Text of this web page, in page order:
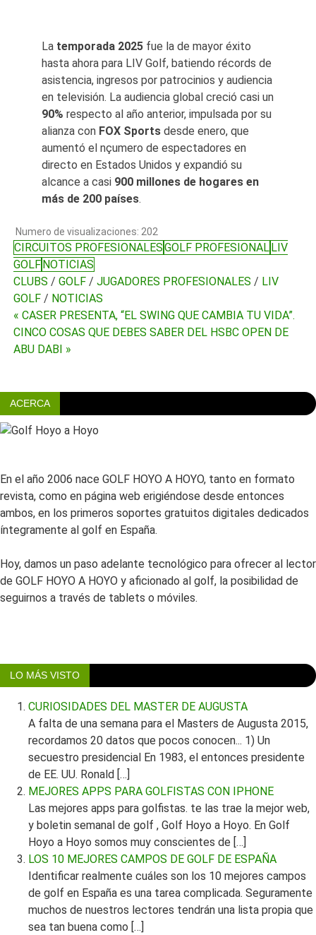
La temporada 2025 fue la de mayor éxito
hasta ahora para LIV Golf, batiendo récords de
asistencia, ingresos por patrocinios y audiencia
en televisión. La audiencia global creció casi un
90% respecto al año anterior, impulsada por su
alianza con FOX Sports desde enero, que
aumentó el nçumero de espectadores en
directo en Estados Unidos y expandió su
alcance a casi 900 millones de hogares en
más de 200 países.
Numero de visualizaciones: 202
CIRCUITOS PROFESIONALESGOLF PROFESIONALLIV
GOLFNOTICIAS
CLUBS /GOLF /JUGADORES PROFESIONALES / LIV
GOLF / NOTICIAS
Navegación
de
« CASER PRESENTA, “EL SWING QUE CAMBIA TU VIDA”.
CINCO COSAS QUE DEBES SABER DEL HSBC OPEN DE
ABU DABI »
ACERCA
En el año 2006 nace GOLF HOYO A HOYO, tanto en formato
revista, como en página web erigiéndose desde entonces
ambos, en los primeros soportes gratuitos digitales dedicados
íntegramente al golf en España.
Hoy, damos un paso adelante tecnológico para ofrecer al lector
de GOLF HOYO A HOYO y aficionado al golf, la posibilidad de
seguirnos a través de tablets o móviles.
LO MÁS VISTO
CURIOSIDADES DEL MASTER DE AUGUSTA
A falta de una semana para el Masters de Augusta 2015,
recordamos 20 datos que pocos conocen... 1) Un
secuestro presidencial En 1983, el entonces presidente
de EE. UU. Ronald […]
MEJORES APPS PARA GOLFISTAS CON IPHONE
Las mejores apps para golfistas. te las trae la mejor web,
y boletin semanal de golf , Golf Hoyo a Hoyo. En Golf
Hoyo a Hoyo somos muy conscientes de […]
LOS 10 MEJORES CAMPOS DE GOLF DE ESPAÑA
Identificar realmente cuáles son los 10 mejores campos
de golf en España es una tarea complicada. Seguramente
muchos de nuestros lectores tendrán una lista propia que
sea tan buena como […]